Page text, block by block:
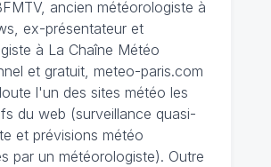
ancien météorologiste à
ex-présentateur et
à La Chaîne Météo
et gratuit, meteo-paris.com
l'un des sites météo les
du web (surveillance quasi-
et prévisions météo
par un météorologiste). Outre